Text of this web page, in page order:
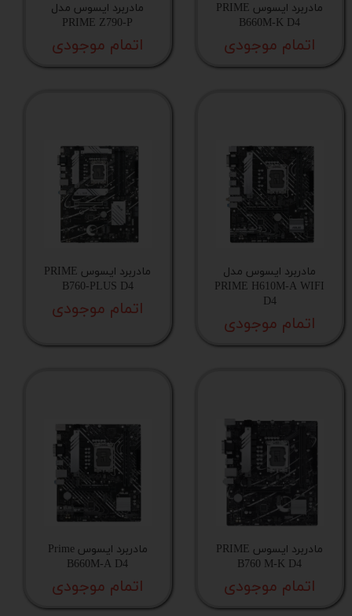
مادربرد ایسوس PRIME
B660M-K D4
اتمام موجودی
مادربرد ایسوس مدل
PRIME Z790-P
اتمام موجودی
مادربرد ایسوس مدل
PRIME H610M-A WIFI
D4
اتمام موجودی
مادربرد ایسوس PRIME
B760-PLUS D4
اتمام موجودی
مادربرد ایسوس PRIME
B760 M-K D4
اتمام موجودی
مادربرد ایسوس Prime
B660M-A D4
اتمام موجودی